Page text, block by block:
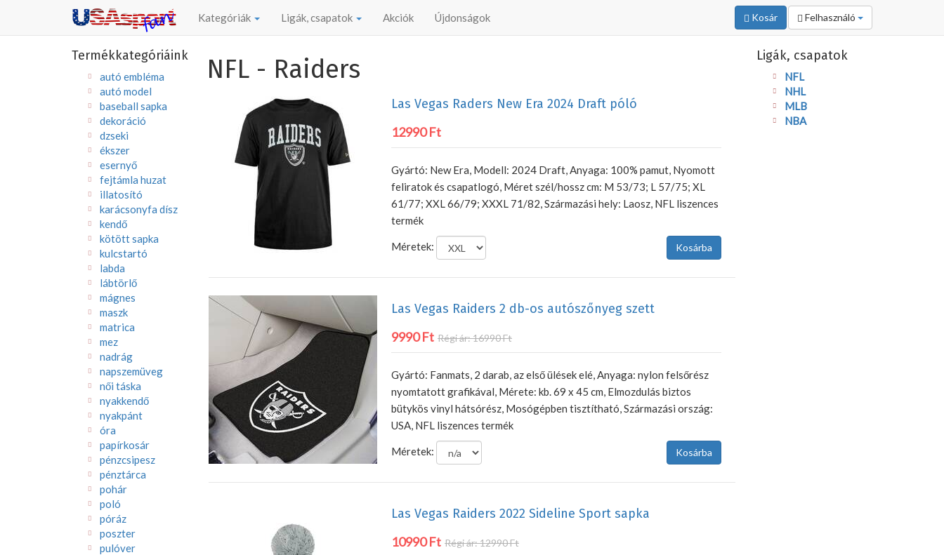
Kosár Felhasználó
Kategóriák Ligák, csapatok Akciók Újdonságok
Termékkategóriáink
autó embléma
autó model
baseball sapka
dekoráció
dzseki
ékszer
esernyő
fejtámla huzat
illatosító
karácsonyfa dísz
kendő
kötött sapka
kulcstartó
labda
lábtörlő
mágnes
maszk
matrica
mez
nadrág
napszemüveg
női táska
nyakkendő
nyakpánt
óra
papírkosár
pénzcsipesz
pénztárca
pohár
poló
póráz
poszter
pulóver
NFL - Raiders
Las Vegas Raders New Era 2024 Draft póló
12990 Ft
Gyártó: New Era, Modell: 2024 Draft, Anyaga: 100% pamut, Nyomott
feliratok és csapatlogó, Méret szél/hossz cm: M 53/73; L 57/75; XL
61/77; XXL 66/79; XXXL 71/82, Származási hely: Laosz, NFL liszences
termék
Méretek:
Las Vegas Raiders 2 db-os autószőnyeg szett
9990 Ft Régi ár: 16990 Ft
Gyártó: Fanmats, 2 darab, az első ülések elé, Anyaga: nylon felsőrész
nyomtatott grafikával, Mérete: kb. 69 x 45 cm, Elmozdulás biztos
bütykös vinyl hátsórész, Mosógépben tisztítható, Származási ország:
USA, NFL liszences termék
Méretek:
Las Vegas Raiders 2022 Sideline Sport sapka
10990 Ft Régi ár: 12990 Ft
Ligák, csapatok
NFL
NHL
MLB
NBA